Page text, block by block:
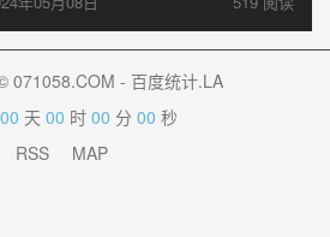
071058.COM - 百度统计.LA
00 天 00 时 00 分 00 秒
RSS
MAP